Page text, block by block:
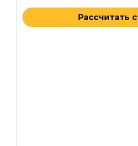
Рассчитать